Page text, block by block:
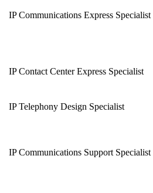
IP Communications Express Specialist
IP Contact Center Express Specialist
IP Telephony Design Specialist
IP Communications Support Specialist